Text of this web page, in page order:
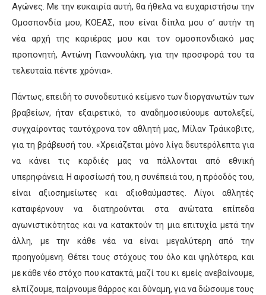
Αγώνες. Με την ευκαιρία αυτή, θα ήθελα να ευχαριστήσω την
Ομοσπονδία μου, ΚΟΕΑΣ, που είναι δίπλα μου σ’ αυτήν τη
νέα αρχή της καριέρας μου και τον ομοσπονδιακό μας
προπονητή, Αντώνη Γιαννουλάκη, για την προσφορά του τα
τελευταία πέντε χρόνια».
Πάντως, επειδή το συνοδευτικό κείμενο των διοργανωτώντων
βραβείων, ήταν εξαιρετικό, το αναδημοσιεύουμε αυτολεξεί,
συγχαίροντας ταυτόχρονα τον αθλητή μας, Μίλαν Τράικοβιτς,
για τη βράβευσή του. «Χρειάζεται μόνο λίγα δευτερόλεπτα για
να κάνει τις καρδιές μας να πάλλονται από εθνική
υπερηφάνεια. Η αφοσίωσή του, η συνέπειά του, η πρόοδός του,
είναι αξιοσημείωτες και αξιοθαύμαστες. Λίγοι αθλητές
καταφέρνουν να διατηρούνται στα ανώτατα επίπεδα
αγωνιστικότητας και να κατακτούν τη μια επιτυχία μετά την
άλλη, με την κάθε νέα να είναι μεγαλύτερη από την
προηγούμενη. Θέτει τους στόχους του όλο και ψηλότερα, και
με κάθε νέο στόχο που κατακτά, μαζί του κι εμείς ανεβαίνουμε,
ελπίζουμε, παίρνουμε θάρρος και δύναμη, για να δώσουμε τους